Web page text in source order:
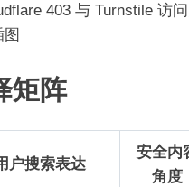
矩阵
户搜索表达
安全内
角度